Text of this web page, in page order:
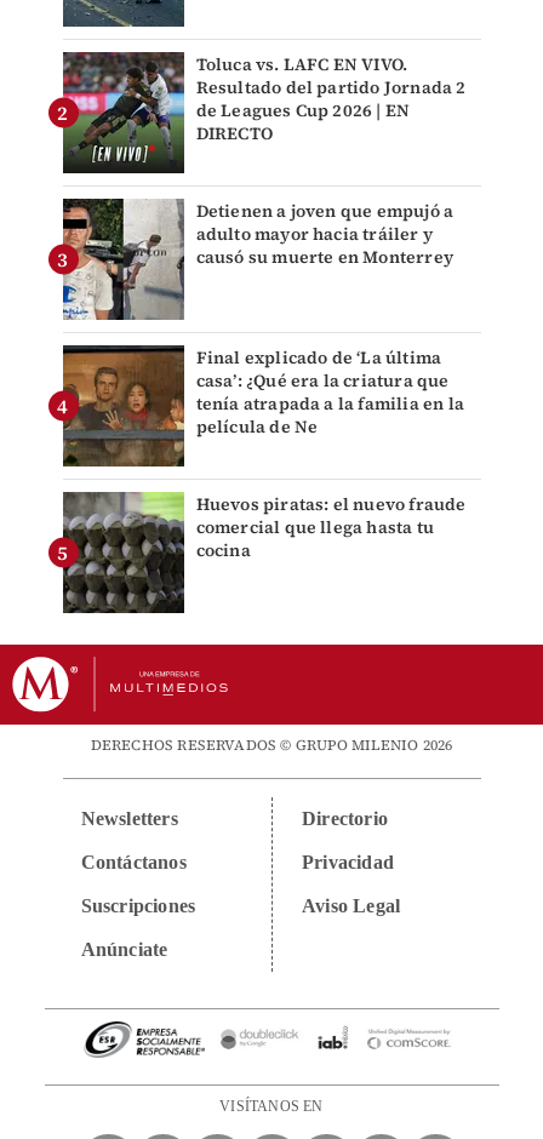
Toluca vs. LAFC EN VIVO.
Resultado del partido Jornada 2
de Leagues Cup 2026 | EN
DIRECTO
Detienen a joven que empujó a
adulto mayor hacia tráiler y
causó su muerte en Monterrey
Final explicado de ‘La última
casa’: ¿Qué era la criatura que
tenía atrapada a la familia en la
película de Ne
Huevos piratas: el nuevo fraude
comercial que llega hasta tu
cocina
DERECHOS RESERVADOS © GRUPO MILENIO 2026
Newsletters
Contáctanos
Suscripciones
Anúnciate
Directorio
Privacidad
Aviso Legal
VISÍTANOS EN